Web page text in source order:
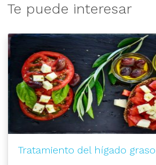
Te puede interesar
Tratamiento del hígado graso